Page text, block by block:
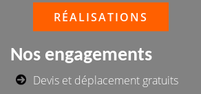
RÉALISATIONS
Nos engagements
Devis et déplacement gratuits